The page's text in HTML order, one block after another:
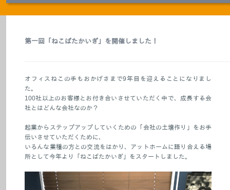
第一回「ねこばたかいぎ」を開催しました！
オフィスねこの手もおかげさまで9年目を迎えることになりまし
た。
100社以上のお客様とお付き合いさせていただく中で、成長する会
社とはどんな会社なのか？
起業からステップアップしていくための「会社の土壌作り」をお手
伝いさせていただくために、
いろんな業種の方との交流をはかり、アットホームに語り合える場
所として今年より「ねこばたかいぎ」をスタートしました。